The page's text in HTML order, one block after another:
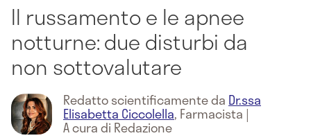
Il russamento e le apnee
notturne: due disturbi da
non sottovalutare
Redatto scientificamente da Dr.ssa
Elisabetta Ciccolella, Farmacista |
A cura di Redazione